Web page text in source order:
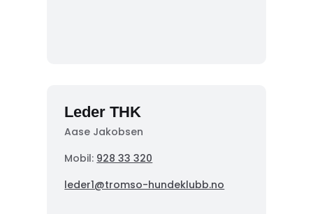
Leder THK
Aase Jakobsen
Mobil: 928 33 320
leder1@tromso-hundeklubb.no